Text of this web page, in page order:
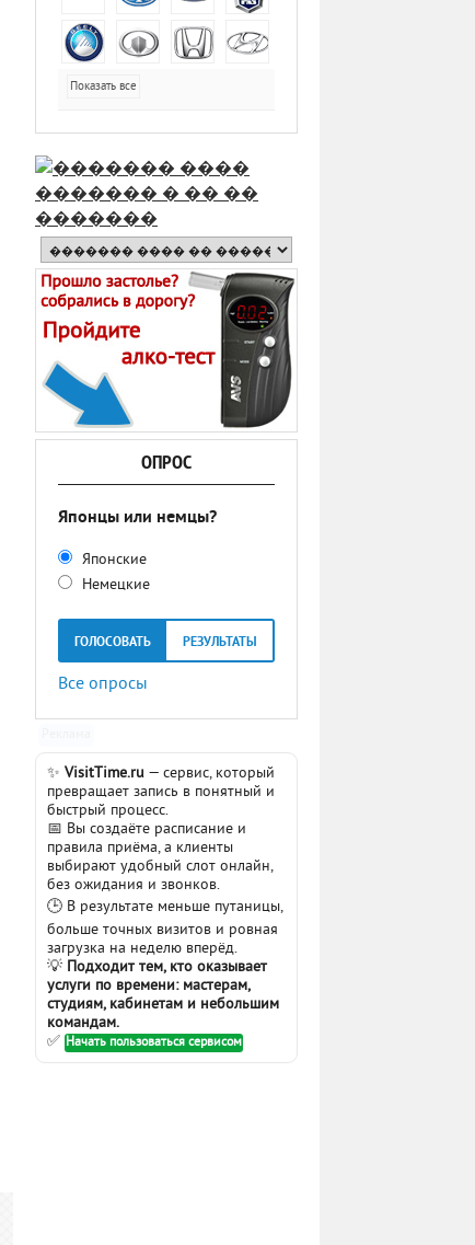
Показать все
ОПРОС
Японцы или немцы?
Японские
Немецкие
ГОЛОСОВАТЬ РЕЗУЛЬТАТЫ
Все опросы
✨ VisitTime.ru — сервис, который
превращает запись в понятный и
быстрый процесс.
📅 Вы создаёте расписание и
правила приёма, а клиенты
выбирают удобный слот онлайн,
без ожидания и звонков.
🕒 В результате меньше путаницы,
больше точных визитов и ровная
загрузка на неделю вперёд.
💡 Подходит тем, кто оказывает
услуги по времени: мастерам,
студиям, кабинетам и небольшим
командам.
✅ Начать пользоваться сервисом